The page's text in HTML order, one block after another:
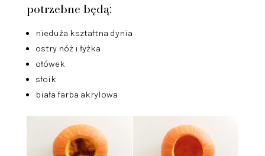
potrzebne będą:
nieduża kształtna dynia
ostry nóż i łyżka
ołówek
słoik
biała farba akrylowa